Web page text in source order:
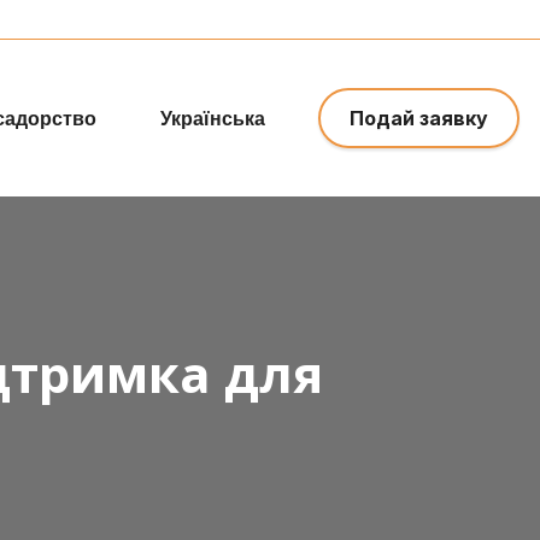
x
Українська Подай заявку
для